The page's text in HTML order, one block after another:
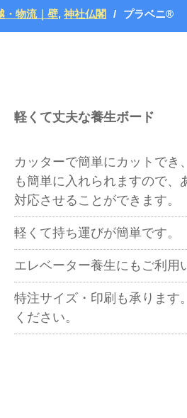
・物流｜壁, 神社仏閣 プラベニ®
軽くて丈夫な養生ボード
カッターで簡単にカットでき
も簡単に入れられますので、
対応させることができます。
軽くて持ち運びが簡単です。
エレベーター養生にもご利用
特注サイズ・印刷も承ります
ください。